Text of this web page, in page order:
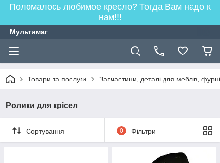
Поломалось любимое кресло? Тогда Вам надо к
нам!!!
Мультимаг
Товари та послуги Запчастини, деталі для меблів,
Ролики для крісел
Сортування 0 Фільтри